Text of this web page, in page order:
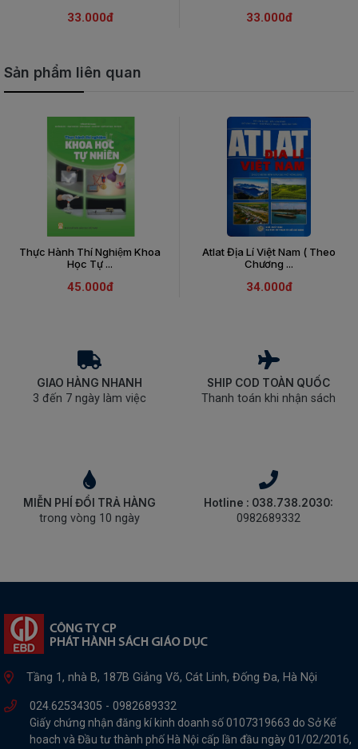
33.000đ 33.000đ
Sản phẩm liên quan
Thực Hành Thí Nghiệm Khoa
Học Tự ...
45.000đ
Atlat Địa Lí Việt Nam ( Theo
Chương ...
34.000đ
GIAO HÀNG NHANH
3 đến 7 ngày làm việc
SHIP COD TOÀN QUỐC
Thanh toán khi nhận sách
MIỄN PHÍ ĐỔI TRẢ HÀNG
trong vòng 10 ngày
Hotline : 038.738.2030:
0982689332
Tầng 1, nhà B, 187B Giảng Võ, Cát Linh, Đống Đa, Hà Nội
024.62534305 - 0982689332
Giấy chứng nhận đăng kí kinh doanh số 0107319663 do Sở Kế
hoach và Đầu tư thành phố Hà Nội cấp lần đầu ngày 01/02/2016,